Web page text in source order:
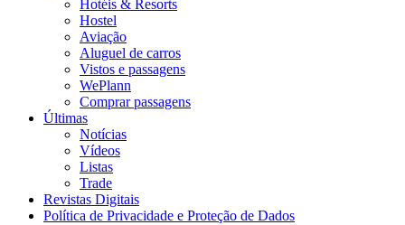
Hotéis & Resorts
Hostel
Aviação
Aluguel de carros
Vistos e passagens
WePlann
Comprar passagens
Últimas
Notícias
Vídeos
Listas
Trade
Revistas Digitais
Política de Privacidade e Proteção de Dados